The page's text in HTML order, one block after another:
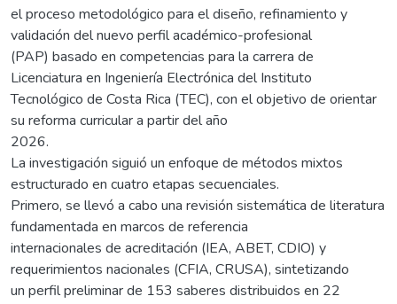
el proceso metodológico para el diseño, refinamiento y
validación del nuevo perfil académico-profesional
(PAP) basado en competencias para la carrera de
Licenciatura en Ingeniería Electrónica del Instituto
Tecnológico de Costa Rica (TEC), con el objetivo de orientar
su reforma curricular a partir del año
2026.
La investigación siguió un enfoque de métodos mixtos
estructurado en cuatro etapas secuenciales.
Primero, se llevó a cabo una revisión sistemática de literatura
fundamentada en marcos de referencia
internacionales de acreditación (IEA, ABET, CDIO) y
requerimientos nacionales (CFIA, CRUSA), sintetizando
un perfil preliminar de 153 saberes distribuidos en 22